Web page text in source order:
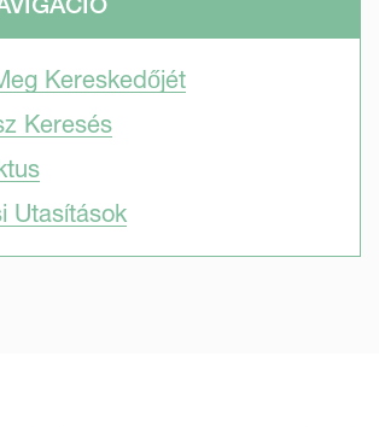
Kereskedőjét
Keresés
Utasítások